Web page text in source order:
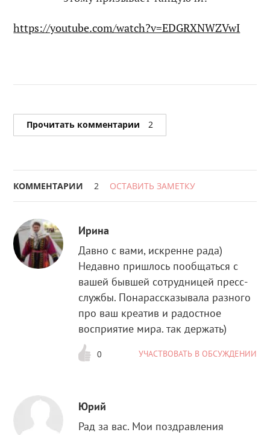
https://youtube.com/watch?v=EDGRXNWZVwI
Прочитать комментарии 2
КОММЕНТАРИИ 2 ОСТАВИТЬ ЗАМЕТКУ
Ирина
Давно с вами, искренне рада)
Недавно пришлось пообщаться с
вашей бывшей сотрудницей пресс-
службы. Понарассказывала разного
про ваш креатив и радостное
восприятие мира. так держать)
0 УЧАСТВОВАТЬ В ОБСУЖДЕНИИ
Юрий
Рад за вас. Мои поздравления